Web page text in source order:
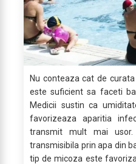
Nu conteaza cat de
este suficient sa faceti
Medicii sustin ca
favorizeaza aparitia
transmit mult mai
transmisibila prin apa din
tip de micoza este